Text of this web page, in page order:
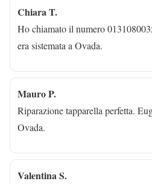
Chiara T.
Ho chiamato il numero
era sistemata a Ovada.
Mauro P.
Riparazione tapparella perfetta.
Ovada.
Valentina S.